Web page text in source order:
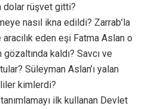
dolar rüşvet gitti?
nasıl ikna edildi? Zarrab’la
eden eşi Fatma Aslan o
kaldı? Savcı ve
Süleyman Aslan’ı yalan
kimlerdi?
ilk kullanan Devlet